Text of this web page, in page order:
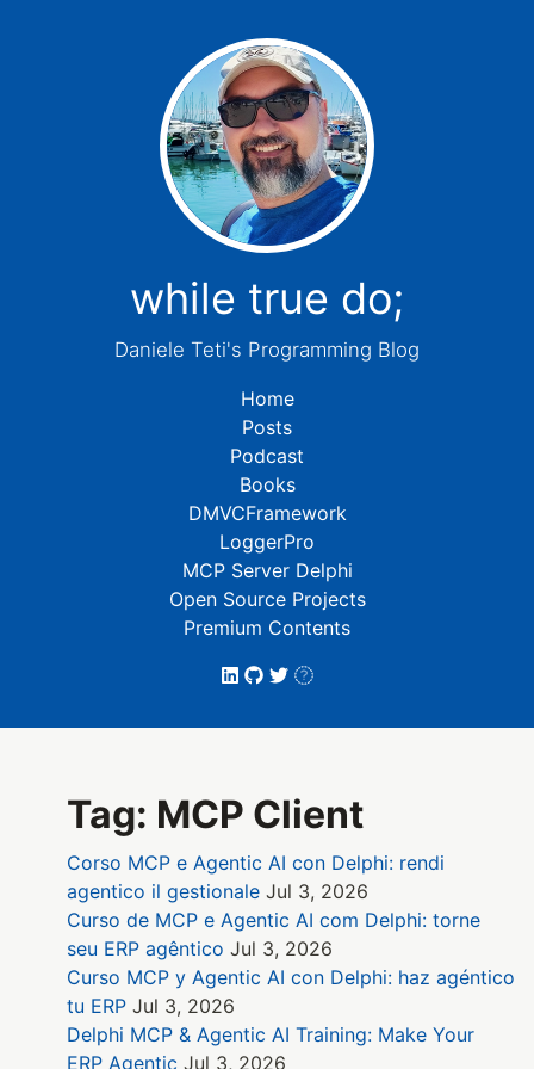
while true do;
Daniele Teti's Programming Blog
Home
Posts
Podcast
Books
DMVCFramework
LoggerPro
MCP Server Delphi
Open Source Projects
Premium Contents
Tag: MCP Client
Corso MCP e Agentic AI con Delphi: rendi
agentico il gestionale Jul 3, 2026
Curso de MCP e Agentic AI com Delphi: torne
seu ERP agêntico Jul 3, 2026
Curso MCP y Agentic AI con Delphi: haz agéntico
tu ERP Jul 3, 2026
Delphi MCP & Agentic AI Training: Make Your
ERP Agentic Jul 3, 2026